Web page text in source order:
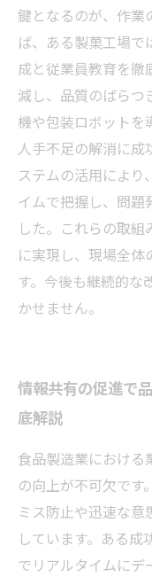
鍵となるのが、作業
ば、ある製菓工場
成と従業員教育を
減し、品質のばらつ
機や包装ロボットを
人手不足の解消に成
ステムの活用により
イムで把握し、問題
した。これらの取
に実現し、現場全体
す。今後も継続的な
かせません。
情報共有の促進で
底解説
食品製造業における
の向上が不可欠です
ミス防止や迅速な
しています。ある
でリアルタイムにデ